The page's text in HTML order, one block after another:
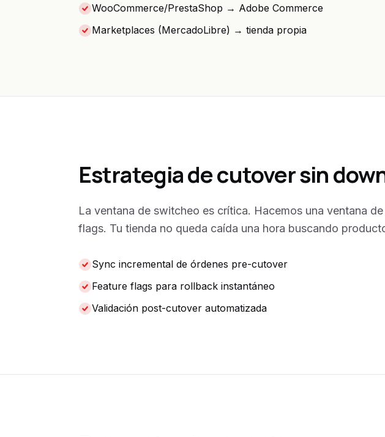
WooCommerce/PrestaShop → Adobe Commerce
Marketplaces (MercadoLibre) → tienda propia
Estrategia de cutover sin
La ventana de switcheo es crítica. Hacemos una ventana
flags. Tu tienda no queda caída una hora buscando
Sync incremental de órdenes pre-cutover
Feature flags para rollback instantáneo
Validación post-cutover automatizada